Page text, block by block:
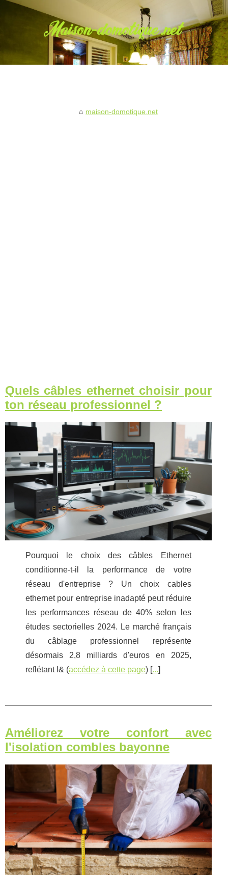
maison-domotique.net
Quels câbles ethernet choisir pour
ton réseau professionnel ?
Pourquoi le choix des câbles Ethernet
conditionne-t-il la performance de votre
réseau d'entreprise ? Un choix cables
ethernet pour entreprise inadapté peut réduire
les performances réseau de 40% selon les
études sectorielles 2024. Le marché français
du câblage professionnel représente
désormais 2,8 milliards d'euros en 2025,
reflétant l& (accédez à cette page) [...]
Améliorez votre confort avec
l'isolation combles bayonne